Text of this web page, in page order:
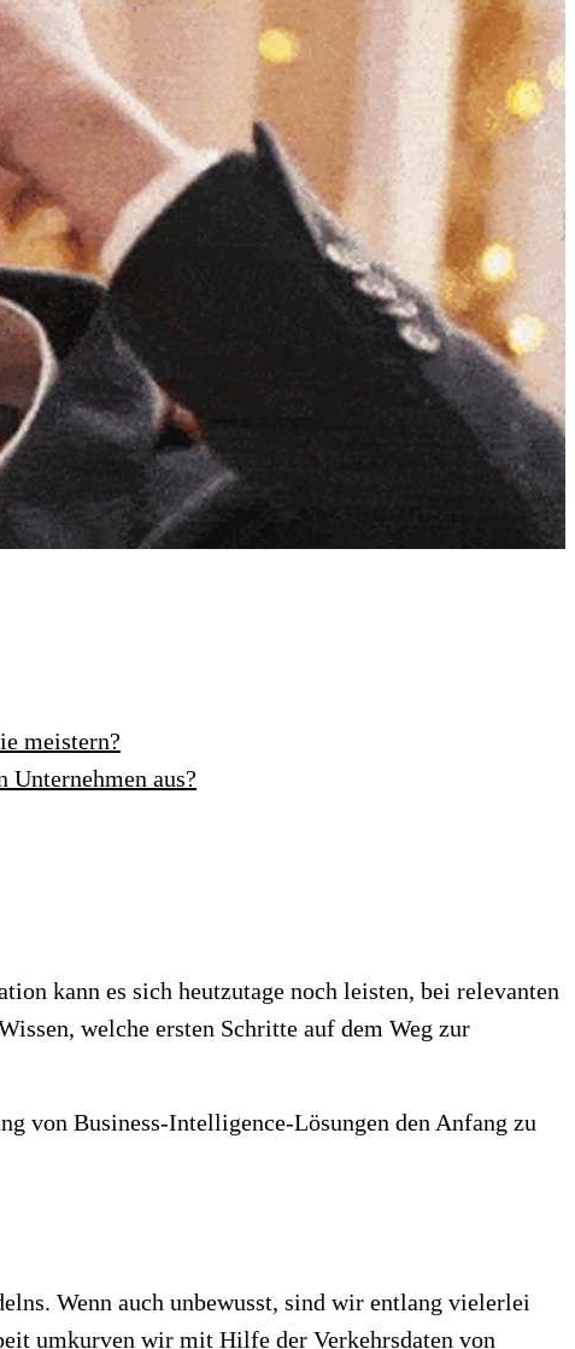
meistern?
aus?
kann es sich heutzutage noch leisten, bei relevanten
welche ersten Schritte auf dem Weg zur
von Business-Intelligence-Lösungen den Anfang zu
Wenn auch unbewusst, sind wir entlang vielerlei
umkurven wir mit Hilfe der Verkehrsdaten von